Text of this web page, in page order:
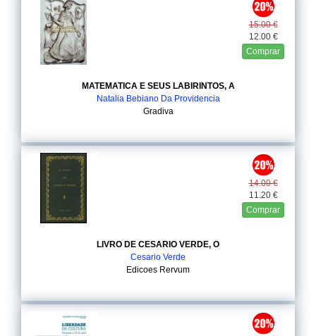
15.00 €
12.00 €
Comprar
MATEMATICA E SEUS LABIRINTOS, A
Natalia Bebiano Da Providencia
Gradiva
14.00 €
11.20 €
Comprar
LIVRO DE CESARIO VERDE, O
Cesario Verde
Edicoes Rervum